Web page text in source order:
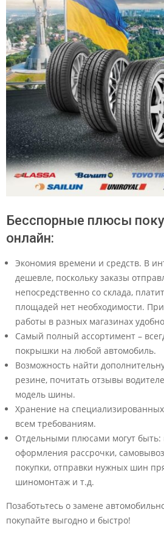
Бесспорные плюсы
онлайн:
Экономия времени и средств. В
дешевле, поскольку заказы
непосредственно со склада,
площадей нет необходимости.
работы в разных магазинах
Самый полный ассортимент –
покрышки на любой автомобиль.
Возможность найти
резине, почитать отзывы
модель шины.
Хранение на
всем требованиям.
Отдельными плюсами могут быть:
оформления рассрочки,
покупки, отправки нужных шин
шиномонтаж и т.д.
Позаботьтесь о замене
покупайте выгодно и быстро!